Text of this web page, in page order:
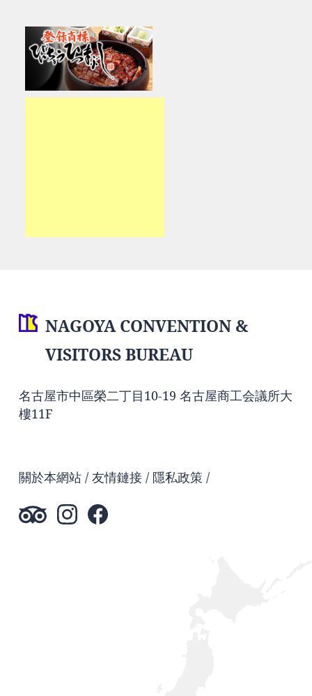
NAGOYA CONVENTION &
VISITORS BUREAU
名古屋市中區榮二丁目10-19 名古屋商工会議所大
樓11F
關於本網站 友情鏈接 隱私政策